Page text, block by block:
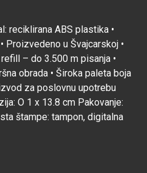
reciklirana ABS plastika •
Proizvedeno u Švajcarskoj •
– do 3.500 m pisanja •
obrada • Široka paleta boja
za poslovnu upotrebu
O 1 x 13.8 cm Pakovanje:
štampe: tampon, digitalna